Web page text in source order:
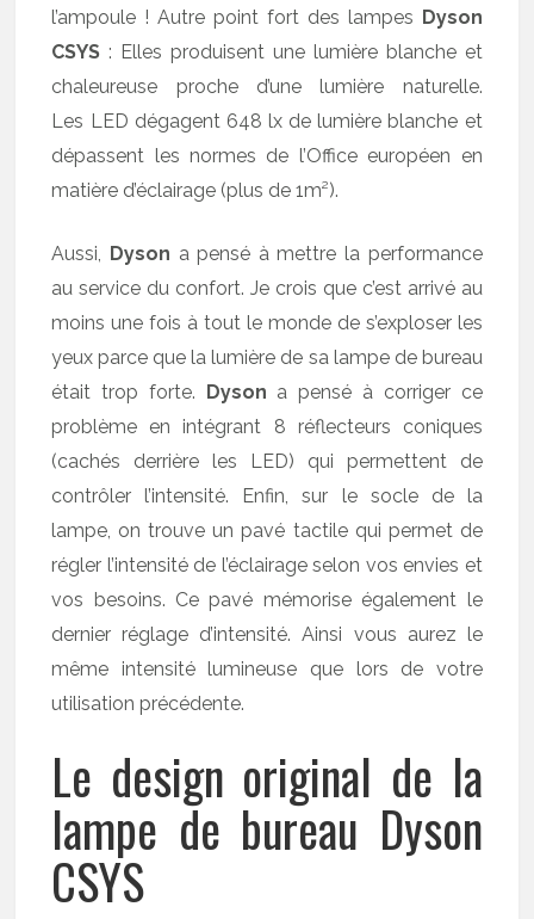
l’ampoule ! Autre point fort des lampes Dyson
CSYS : Elles produisent une lumière blanche et
chaleureuse proche d’une lumière naturelle.
Les LED dégagent 648 lx de lumière blanche et
dépassent les normes de l’Office européen en
matière d’éclairage (plus de 1m²).
Aussi, Dyson a pensé à mettre la performance
au service du confort. Je crois que c’est arrivé au
moins une fois à tout le monde de s’exploser les
yeux parce que la lumière de sa lampe de bureau
était trop forte.
Dyson a pensé à corriger ce
problème en intégrant 8 réflecteurs coniques
(cachés derrière les LED) qui permettent de
contrôler l’intensité. Enfin, sur le socle de la
lampe, on trouve un pavé tactile qui permet de
régler l’intensité de l’éclairage selon vos envies et
vos besoins. Ce pavé mémorise également le
dernier réglage d’intensité. Ainsi vous aurez le
même intensité lumineuse que lors de votre
utilisation précédente.
Le design original de la
lampe de bureau Dyson
CSYS